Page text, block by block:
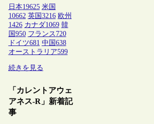
日本19625 米国
10662 英国3216 欧州
1426 カナダ1069 韓
国950 フランス 720
ドイツ681 中国638
オーストラリア599
続きを見る
「カレントアウェ
アネス-R」新着記
事